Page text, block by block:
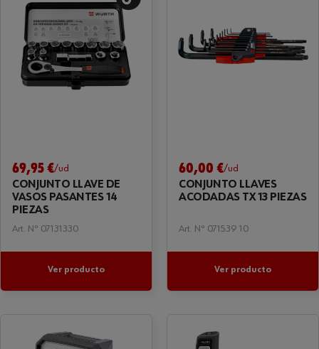
69,95 €/ud
CONJUNTO LLAVE DE
VASOS PASANTES 14
PIEZAS
Art. Nº 07131330
Ver producto
60,00 €/ud
CONJUNTO LLAVES
ACODADAS TX 13 PIEZAS
Art. Nº 071539 10
Ver producto